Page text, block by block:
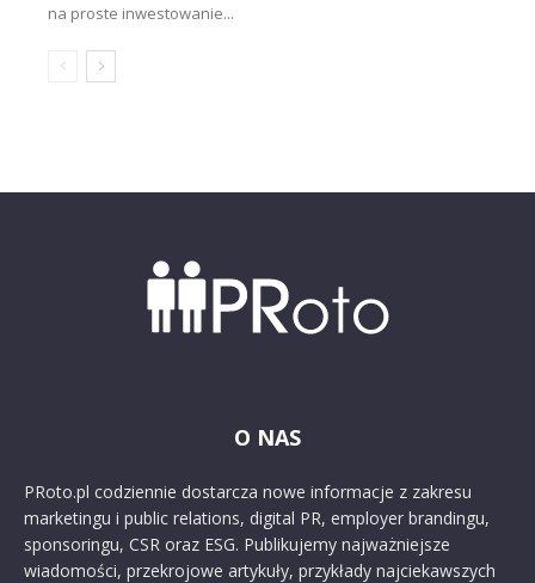
na proste inwestowanie...
O NAS
PRoto.pl codziennie dostarcza nowe informacje z zakresu
marketingu i public relations, digital PR, employer brandingu,
sponsoringu, CSR oraz ESG. Publikujemy najważniejsze
wiadomości, przekrojowe artykuły, przykłady najciekawszych